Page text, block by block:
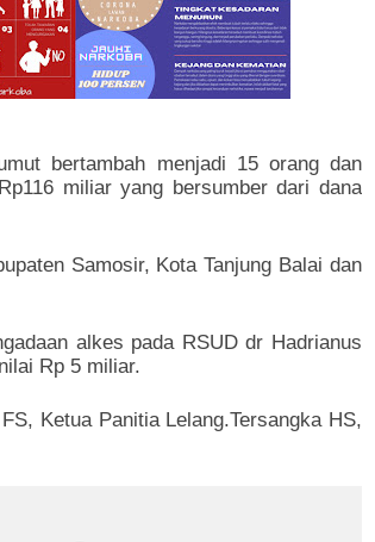
bertambah menjadi 15 orang dan
miliar yang bersumber dari dana
Samosir, Kota Tanjung Balai dan
alkes pada RSUD dr Hadrianus
Rp 5 miliar.
Ketua Panitia Lelang.Tersangka HS,